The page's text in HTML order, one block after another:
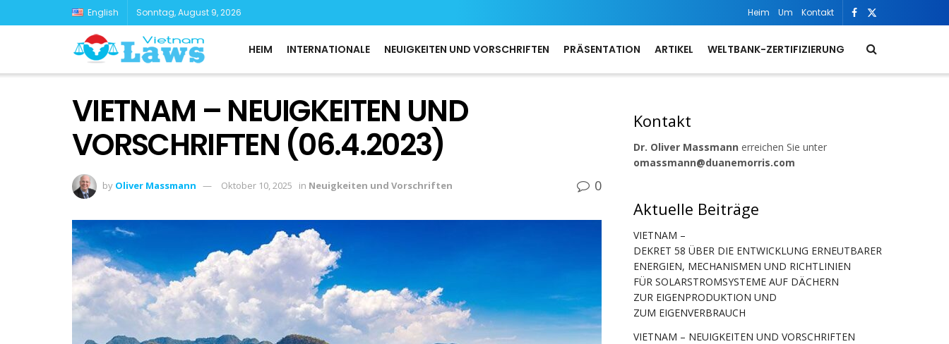
English Sonntag, August 9, 2026 Heim Um Kontakt
HEIM INTERNATIONALE NEUIGKEITEN UND VORSCHRIFTEN PRÄSENTATION ARTIKEL WELTBANK-ZERTIFIZIERUNG
VIETNAM – NEUIGKEITEN UND
VORSCHRIFTEN (06.4.2023)
by Oliver Massmann Oktober 10, 2025 in Neuigkeiten und Vorschriften 0
Kontakt
Dr. Oliver Massmann erreichen Sie unter
omassmann@duanemorris.com
Aktuelle Beiträge
VIETNAM –
DEKRET 58 ÜBER DIE ENTWICKLUNG ERNEUTBARER
ENERGIEN, MECHANISMEN UND RICHTLINIEN
FÜR SOLARSTROMSYSTEME AUF DÄCHERN
ZUR EIGENPRODUKTION UND
ZUM EIGENVERBRAUCH
VIETNAM – NEUIGKEITEN UND VORSCHRIFTEN